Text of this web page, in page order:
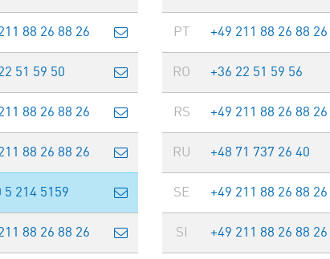
88 26 88 26
51 59 50
88 26 88 26
88 26 88 26
5 214 5159
88 26 88 26
PT +49 211 88 26 88 26
RO +36 22 51 59 56
RS +49 211 88 26 88 26
RU +48 71 737 26 40
SE +49 211 88 26 88 26
SI +49 211 88 26 88 26